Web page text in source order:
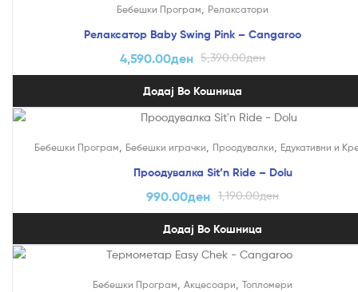
Бебешки Програм Релаксатори
Релаксатор Baby Swing Pink – Cangaroo
5,390.00ден
4,590.00ден
Додај Во Кошница
Бебешки Програм Бебешки играчки Проодувалки Едукативни и
Проодувалка Sit’n Ride – Dolu
1,190.00ден
990.00ден
Додај Во Кошница
Бебешки Програм, Акцесоари, Топломери